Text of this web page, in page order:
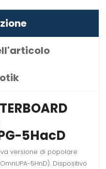
5HacD
versione di popolare
5HnD). Dispositivo